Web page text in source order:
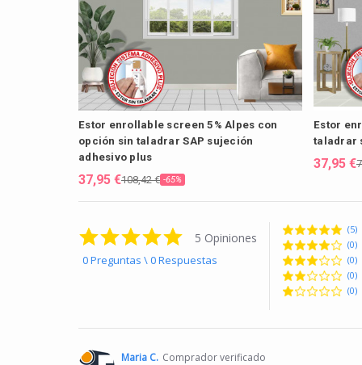
Estor enrollable screen 5% Alpes con
opción sin taladrar SAP sujeción
adhesivo plus
37,95 €108,42 € -65%
Estor
taladrar
37,95 €
5.0 star rating
5 Opiniones
0 Preguntas \ 0 Respuestas
(5)
(0)
(0)
(0)
(0)
Maria C. Comprador verificado